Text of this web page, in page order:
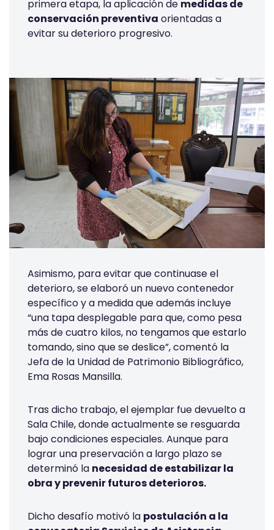
primera etapa, la aplicación de medidas de
conservación preventiva orientadas a
evitar su deterioro progresivo.
Asimismo, para evitar que continuase el
deterioro, se elaboró un nuevo contenedor
específico y a medida que además incluye
“una tapa desplegable para que, como pesa
más de cuatro kilos, no tengamos que estarlo
tomando, sino que se deslice”, comentó la
Jefa de la Unidad de Patrimonio Bibliográfico,
Ema Rosas Mansilla.
Tras dicho trabajo, el ejemplar fue devuelto a
Sala Chile, donde actualmente se resguarda
bajo condiciones especiales. Aunque para
lograr una preservación a largo plazo se
determinó la necesidad de estabilizar la
obra y prevenir futuros deterioros.
Dicho desafío motivó la postulación a la